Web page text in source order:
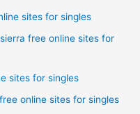
sites for singles
free online sites for
sites for singles
online sites for singles